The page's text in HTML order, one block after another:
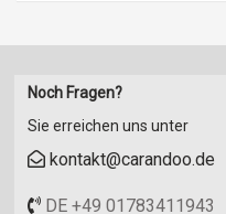
Noch Fragen?
Sie erreichen uns unter
kontakt@carandoo.de
DE +49 01783411943